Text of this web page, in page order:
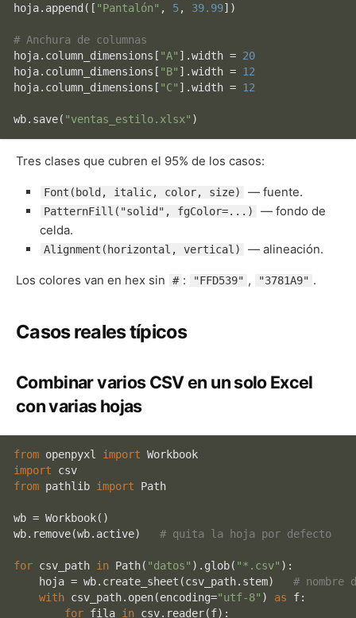
hoja.append([ "Pantalón" , 5, 39.99])
# Anchura de columnas
hoja.column_dimensions[ "A" ].width = 20
hoja.column_dimensions[ "B" ].width = 12
hoja.column_dimensions[ "C" ].width = 12
wb.save( "ventas_estilo.xlsx"
Tres clases que cubren el 95% de los casos:
Font(bold, italic, color, size) — fuente.
PatternFill("solid", fgColor=...)
— fondo de
celda.
Alignment(horizontal, vertical) — alineación.
Los colores van en hex sin # : "FFD539" , "3781A9" .
Casos reales típicos
Combinar varios CSV en un solo Excel
con varias hojas
from openpyxl import
import
from pathlib import Path
wb = Workbook()
wb.remove(wb.active) # quita la hoja por defecto
for csv_path in Path( "datos" ).glob( "*.csv" ):
    hoja = wb.create_sheet(csv_path.stem)
# nombre
with csv_path. open(encoding="utf-8" ) as f:
for fila in csv.reader(f):